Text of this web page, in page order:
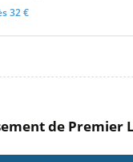
32 €
de Premier